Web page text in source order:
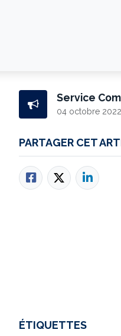
Service
04 octobre 2022
PARTAGER CET
ÉTIQUETTES